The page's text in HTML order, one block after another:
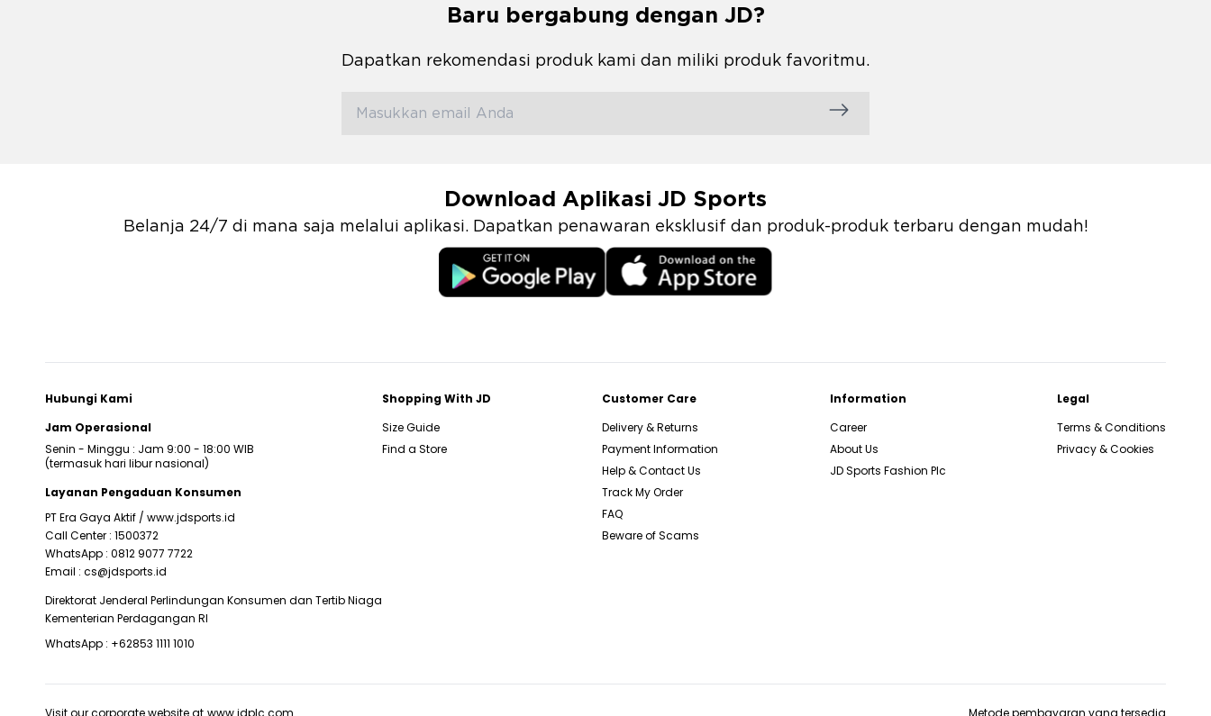
Baru bergabung dengan JD?
Dapatkan rekomendasi produk kami dan miliki produk favoritmu.
Download Aplikasi JD Sports
Belanja 24/7 di mana saja melalui aplikasi. Dapatkan penawaran eksklusif dan produk-produk terbaru dengan mudah!
Hubungi Kami
Jam Operasional
Senin - Minggu : Jam 9:00 - 18:00 WIB
(termasuk hari libur nasional)
Layanan Pengaduan Konsumen
PT Era Gaya Aktif / www.jdsports.id
Call Center : 1500372
WhatsApp : 0812 9077 7722
Email : cs@jdsports.id
Direktorat Jenderal Perlindungan Konsumen dan Tertib Niaga
Kementerian Perdagangan RI
WhatsApp : +62853 1111 1010
Shopping With JD
Size Guide
Find a Store
Customer Care
Delivery & Returns
Payment Information
Help & Contact Us
Track My Order
FAQ
Beware of Scams
Information
Career
About Us
JD Sports Fashion Plc
Legal
Terms & Conditions
Privacy & Cookies
Visit our corporate website at www.jdplc.com Metode pembayaran yang tersedia